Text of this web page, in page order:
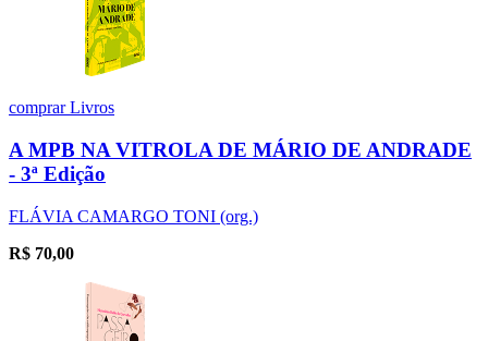
comprarLivros
A MPB NA VITROLA DE MÁRIO DE ANDRADE
- 3ª Edição
FLÁVIA CAMARGO TONI (org.)
R$ 70,00